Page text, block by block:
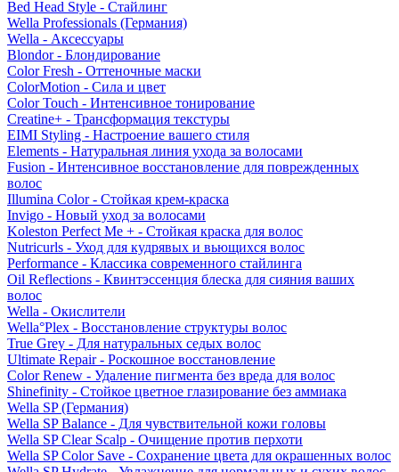
Bed Head Style - Стайлинг
Wella Professionals (Германия)
Wella - Аксессуары
Blondor - Блондирование
Color Fresh - Оттеночные маски
ColorMotion - Сила и цвет
Color Touch - Интенсивное тонирование
Creatine+ - Трансформация текстуры
EIMI Styling - Настроение вашего стиля
Elements - Натуральная линия ухода за волосами
Fusion - Интенсивное восстановление для поврежденных
волос
Illumina Color - Стойкая крем-краска
Invigo - Новый уход за волосами
Koleston Perfect Me + - Стойкая краска для волос
Nutricurls - Уход для кудрявых и вьющихся волос
Performance - Классика современного стайлинга
Oil Reflections - Квинтэссенция блеска для сияния ваших
волос
Wella - Окислители
Wella°Plex - Восстановление структуры волос
True Grey - Для натуральных седых волос
Ultimate Repair - Роскошное восстановление
Color Renew - Удаление пигмента без вреда для волос
Shinefinity - Стойкое цветное глазирование без аммиака
Wella SP (Германия)
Wella SP Balance - Для чувствительной кожи головы
Wella SP Clear Scalp - Очищение против перхоти
Wella SP Color Save - Сохранение цвета для окрашенных волос